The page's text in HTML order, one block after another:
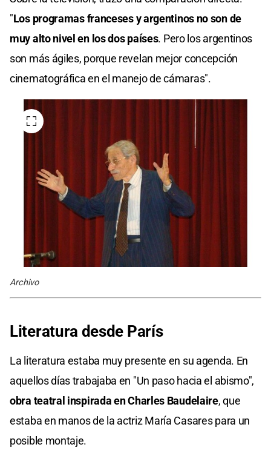
"Los programas franceses y argentinos no son de
muy alto nivel en los dos países. Pero los argentinos
son más ágiles, porque revelan mejor concepción
cinematográfica en el manejo de cámaras".
Archivo
Literatura desde París
La literatura estaba muy presente en su agenda. En
aquellos días trabajaba en "Un paso hacia el abismo",
obra teatral inspirada en Charles Baudelaire, que
estaba en manos de la actriz María Casares para un
posible montaje.